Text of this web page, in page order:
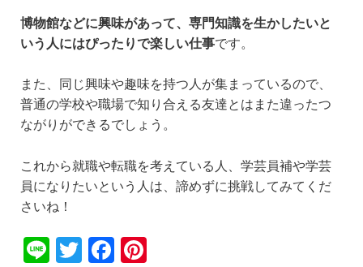
博物館などに興味があって、専門知識を生かしたいと
いう人にはぴったりで楽しい仕事です。
また、同じ興味や趣味を持つ人が集まっているので、
普通の学校や職場で知り合える友達とはまた違ったつ
ながりができるでしょう。
これから就職や転職を考えている人、学芸員補や学芸
員になりたいという人は、諦めずに挑戦してみてくだ
さいね！
Li
T
F